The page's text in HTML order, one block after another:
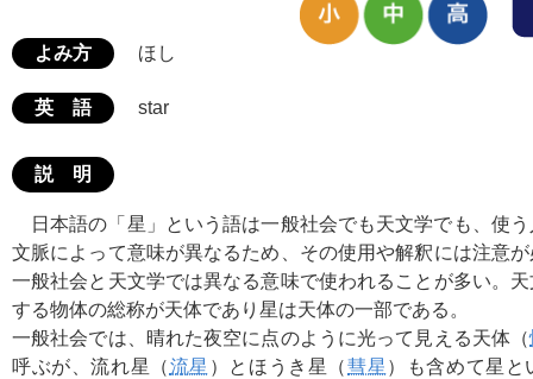
よみ方 ほし
英 語 star
説 明
日本語の「星」という語は一般社会でも天文学でも、使
文脈によって意味が異なるため、その使用や解釈には注意
一般社会と天文学では異なる意味で使われることが多い。
する物体の総称が天体であり星は天体の一部である。
一般社会では、晴れた夜空に点のように光って見える天体（
呼ぶが、流れ星（流星 ）とほうき星（彗星 ）も含めて星と